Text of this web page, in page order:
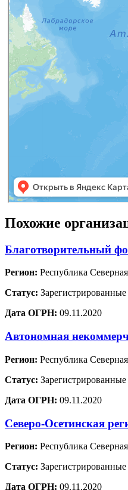
Похожие
Благотворительный
Регион: Республика
Статус: Зарегистрированные
Дата ОГРН: 09.11.2020
Автономная
Регион: Республика
Статус: Зарегистрированные
Дата ОГРН: 09.11.2020
Северо-
Регион: Республика
Статус: Зарегистрированные
Дата ОГРН: 09.11.2020